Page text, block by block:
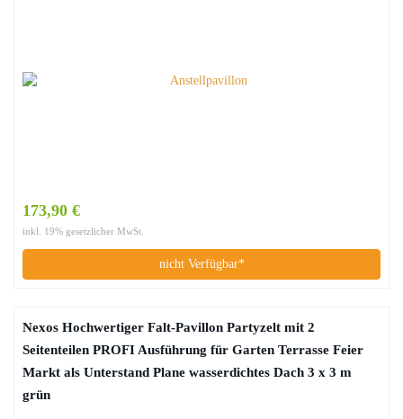
173,90 €
inkl. 19% gesetzlicher MwSt.
nicht Verfügbar*
Nexos Hochwertiger Falt-Pavillon Partyzelt mit 2
Seitenteilen PROFI Ausführung für Garten Terrasse Feier
Markt als Unterstand Plane wasserdichtes Dach 3 x 3 m
grün